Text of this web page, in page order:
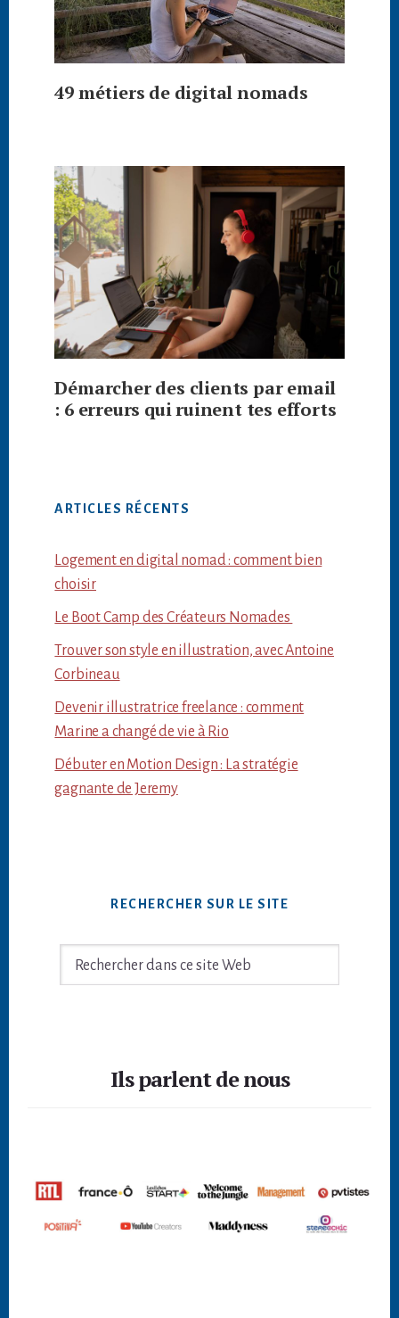
49 métiers de digital nomads
Démarcher des clients par email
: 6 erreurs qui ruinent tes efforts
ARTICLES RÉCENTS
Logement en digital nomad : comment bien
choisir
Le Boot Camp des Créateurs Nomades
Trouver son style en illustration, avec Antoine
Corbineau
Devenir illustratrice freelance : comment
Marine a changé de vie à Rio
Débuter en Motion Design : La stratégie
gagnante de Jeremy
RECHERCHER SUR LE SITE
Rechercher
Ils parlent de nous